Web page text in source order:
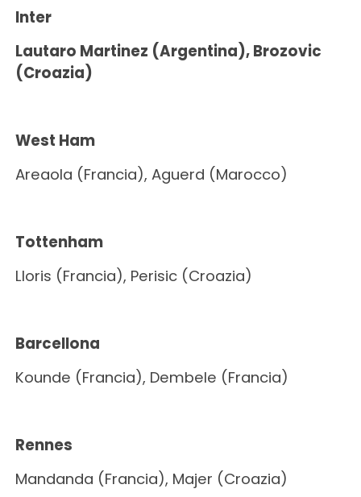
Inter
Lautaro Martinez (Argentina), Brozovic
(Croazia)
West Ham
Areaola (Francia), Aguerd (Marocco)
Tottenham
Lloris (Francia), Perisic (Croazia)
Barcellona
Kounde (Francia), Dembele (Francia)
Rennes
Mandanda (Francia), Majer (Croazia)